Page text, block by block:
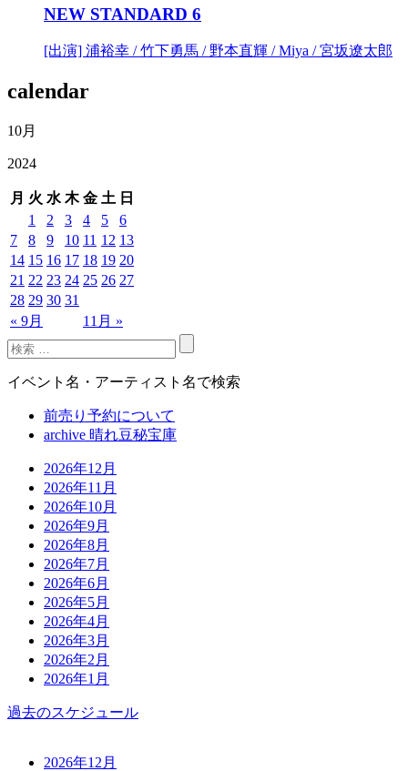
NEW STANDARD 6
[出演] 浦裕幸 / 竹下勇馬 / 野本直輝 / Miya / 宮坂遼太郎
calendar
10月
2024
月 火 水 木 金 土 日
« 9月 11月 »
1 2 3 4 5
6
7
8 9 10 11 12 13
14 15 16 17 18 19 20
21 22 23 24 25 26 27
28 29 30 31
イベント名・アーティスト名で検索
前売り予約について
archive 晴れ豆秘宝庫
2026年12月
2026年11月
2026年10月
2026年9月
2026年8月
2026年7月
2026年6月
2026年5月
2026年4月
2026年3月
2026年2月
2026年1月
過去のスケジュール
2026年12月